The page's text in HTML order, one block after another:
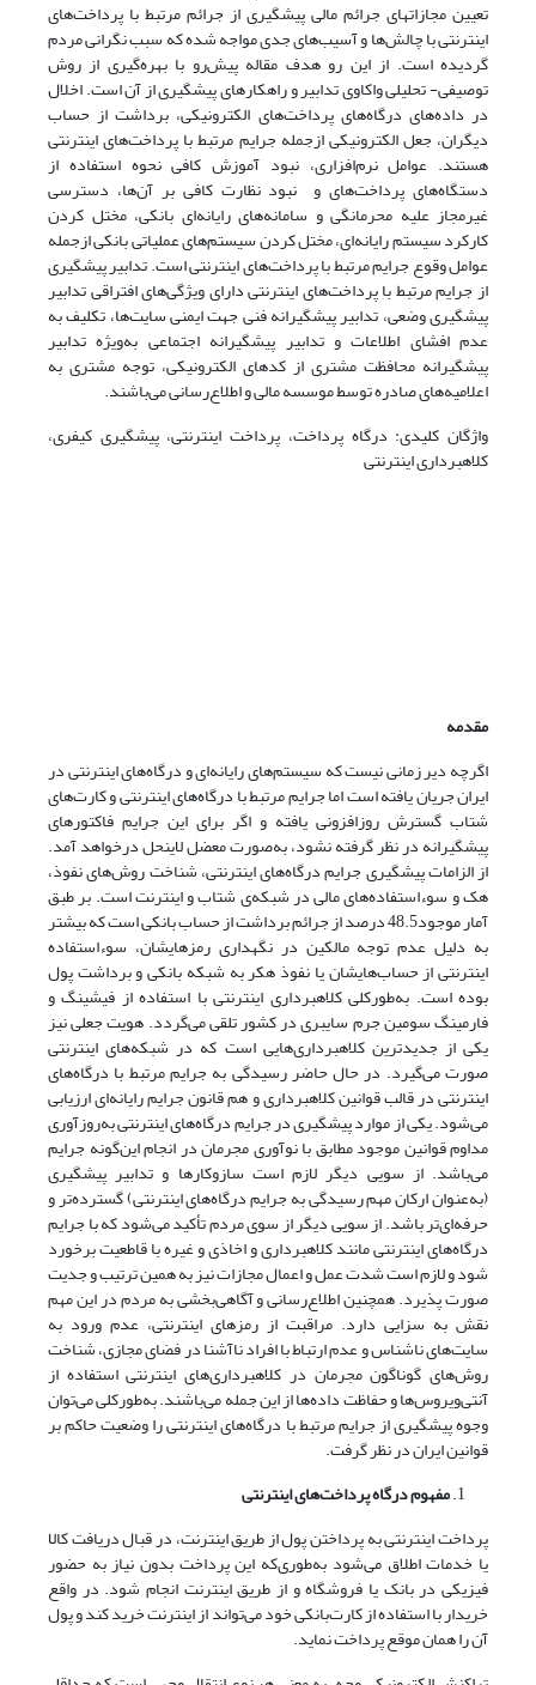
تعیین مجازاتهای جرائم مالی پیشگیری از جرائم مرتبط با پرداخت‌های
اینترنتی با چالش‌ها و آسیب‌های جدی مواجه شده که سبب نگرانی مردم
گردیده است. از این رو هدف مقاله پیش‌رو با بهره‌گیری از روش
توصیفی- تحلیلی واکاوی تدابیر و راهکارهای پیشگیری از آن است. اخلال
در داده‌های درگاه‌های پرداخت‌های الکترونیکی، برداشت از حساب
دیگران، جعل الکترونیکی ازجمله جرایم مرتبط با پرداخت‌های اینترنتی
هستند. عوامل نرم‌افزاری، نبود آموزش کافی نحوه استفاده از
دستگاه‌های پرداخت‌های و نبود نظارت کافی بر آن‌ها، دسترسی
غیرمجاز علیه محرمانگی و سامانه‌های رایانه‌ای بانکی، مختل کردن
کارکرد سیستم رایانه‌ای، مختل کردن سیستم‌های عملیاتی بانکی ازجمله
عوامل وقوع جرایم مرتبط با پرداخت‌های اینترنتی است. تدابیر پیشگیری
از جرایم مرتبط با پرداخت‌های اینترنتی دارای ویژگی‌های افتراقی تدابیر
پیشگیری وضعی، تدابیر پیشگیرانه فنی جهت ایمنی سایت‌ها، تکلیف به
عدم افشای اطلاعات و تدابیر پیشگیرانه اجتماعی به‌ویژه تدابیر
پیشگیرانه محافظت مشتری از کدهای الکترونیکی، توجه مشتری به
اعلامیه‌های صادره توسط موسسه مالی و اطلاع‌رسانی می‌باشند.
واژگان کلیدی: درگاه پرداخت، پرداخت اینترنتی، پیشگیری کیفری،
کلاهبرداری اینترنتی
مقدمه
اگرچه دیر زمانی نیست که سیستم‌های رایانه‌ای و درگاه‌های اینترنتی در
ایران جریان یافته است اما جرایم مرتبط با درگاه‌های اینترنتی و کارت‌های
شتاب گسترش روزافزونی یافته و اگر برای این جرایم فاکتورهای
پیشگیرانه در نظر گرفته نشود، به‌صورت معضل لاینحل درخواهد آمد.
‌از الزامات پیشگیری جرایم درگاه‌های اینترنتی، شناخت روش‌های نفوذ،
هک و سوءاستفاده‌های مالی در شبکه‌ی شتاب و اینترنت است. بر طبق
آمار موجود48.5 درصد از جرائم برداشت از حساب بانکی است که بیشتر
به دلیل عدم توجه مالکین در نگهداری رمزهایشان، سوءاستفاده‌
اینترنتی از حساب‌هایشان یا نفوذ هکر به شبکه بانکی و برداشت پول
بوده است. به‌طورکلی کلاهبرداری اینترنتی با استفاده از فیشینگ و
فارمینگ سومین جرم سایبری در کشور تلقی می‌گردد. هویت جعلی نیز
یکی از جدیدترین کلاهبرداری‌هایی است که در شبکه‌های اینترنتی
صورت می‌گیرد. در حال حاضر رسیدگی به جرایم مرتبط با درگاه‌های
اینترنتی در قالب قوانین کلاهبرداری و هم قانون جرایم رایانه‌ای ارزیابی
می‌شود. یکی از موارد پیشگیری در جرایم درگاه‌های اینترنتی به‌روزآوری
مداوم قوانین موجود مطابق با نوآوری مجرمان در انجام این‌گونه جرایم
می‌باشد. از سویی دیگر لازم است سازوکارها و تدابیر پیشگیری
(به‌عنوان ارکان مهم رسیدگی به جرایم درگاه‌های اینترنتی) گسترده‌تر و
حرفه‌ای‌تر باشد. از سویی دیگر از سوی مردم تأکید می‌شود که با جرایم
درگاه‌های اینترنتی مانند کلاهبرداری و اخاذی و غیره با قاطعیت برخورد
شود و لازم است شدت عمل و اعمال مجازات نیز به همین ترتیب و جدیت
صورت پذیرد. همچنین اطلاع‌رسانی و آگاهی‌بخشی به مردم در این مهم
نقش به سزایی دارد. مراقبت از رمز‌های اینترنتی، عدم ورود به
سایت‌های ناشناس و عدم ارتباط با افراد ناآشنا در فضای مجازی، شناخت
روش‌های گوناگون مجرمان در کلاهبرداری‌های اینترنتی استفاده از
آنتی‌ویروس‌ها و حفاظت داده‌ها از این جمله می‌باشند. ‌به‌طورکلی می‌توان
وجوه پیشگیری از جرایم مرتبط با درگاه‌های اینترنتی را وضعیت حاکم بر
قوانین ایران در نظر گرفت.
مفهوم درگاه پرداخت‌های اینترنتی
پرداخت اینترنتی به پرداختن پول از طریق اینترنت، در قبال دریافت کالا
یا خدمات اطلاق می‌شود به‌طوری‌که این پرداخت بدون نیاز به حضور
فیزیکی در بانک یا فروشگاه و از طریق اینترنت انجام شود. در واقع
خریدار با استفاده از کارت‌بانکی خود می‌تواند از اینترنت خرید کند و پول
آن را همان موقع پرداخت نماید.